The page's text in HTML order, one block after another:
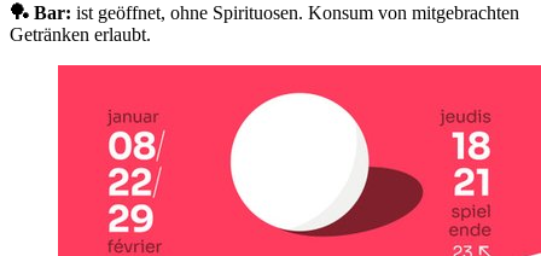
🏓 Bar: ist geöffnet, ohne Spirituosen. Konsum von mitgebrachten
Getränken erlaubt.